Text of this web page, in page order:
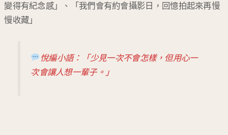
變得有紀念感」、「我們會有約會攝影日，回憶拍起來再慢
慢收藏」
悅編小語：「少見一次不會怎樣，但用心一
次會讓人想一輩子。」